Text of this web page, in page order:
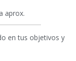
aprox.
en tus objetivos y